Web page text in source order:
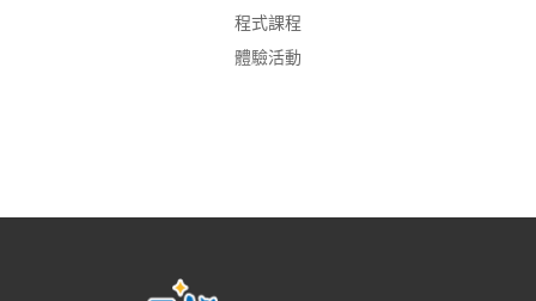
程式課程
體驗活動